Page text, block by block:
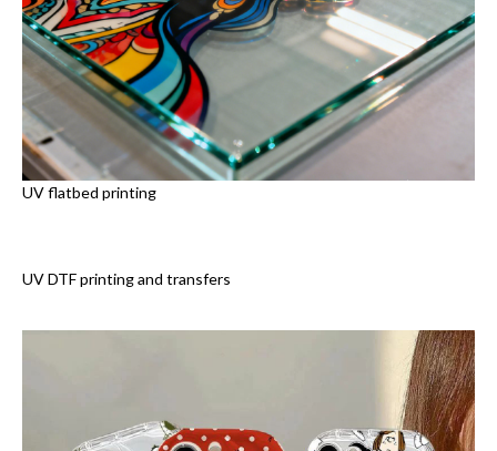
UV flatbed printing
UV DTF printing and transfers